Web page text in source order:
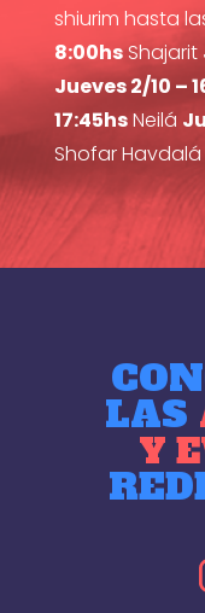
shiurim hasta
8:00hsShajarit
Jueves 2/10 –
17:45hsNeilá
Shofar
LAS
Y